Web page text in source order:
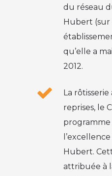
du réseau
Hubert (sur
qu’elle a
2012.
La
reprises, le
programme
Hubert.
attribuée à